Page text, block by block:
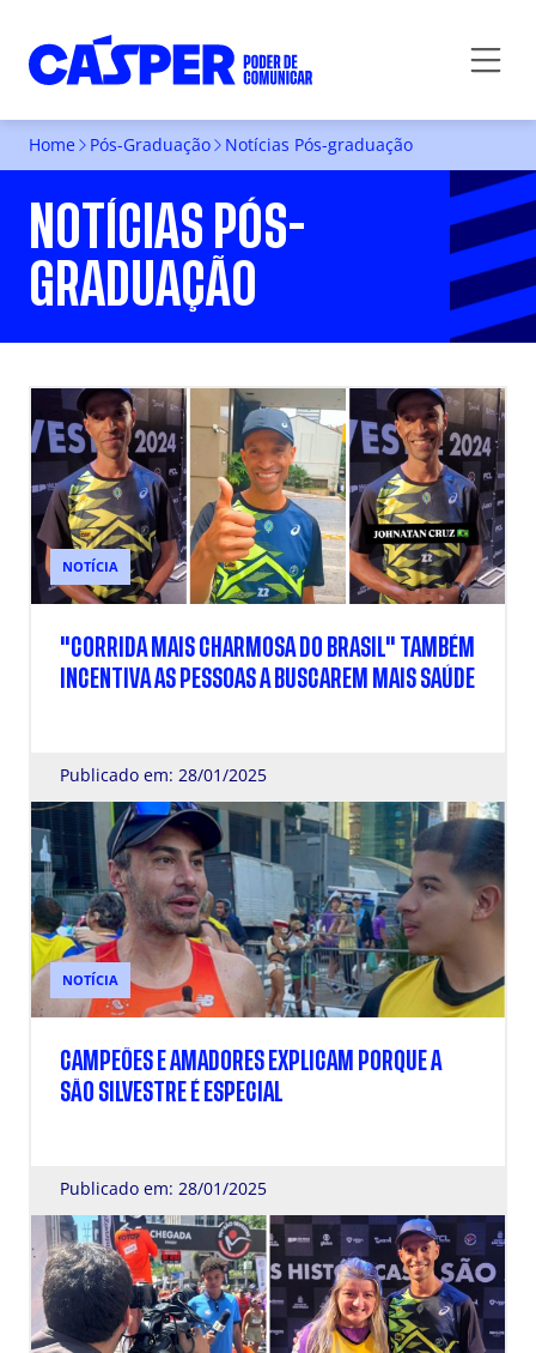
Home Pós-Graduação Notícias Pós-graduação
NOTÍCIAS PÓS-
GRADUAÇÃO
NOTÍCIA
"CORRIDA MAIS CHARMOSA DO BRASIL" TAMBÉM
INCENTIVA AS PESSOAS A BUSCAREM MAIS SAÚDE
Publicado em: 28/01/2025
NOTÍCIA
CAMPEÕES E AMADORES EXPLICAM PORQUE A
SÃO SILVESTRE É ESPECIAL
Publicado em: 28/01/2025